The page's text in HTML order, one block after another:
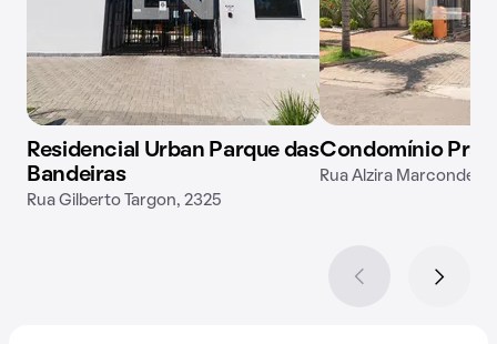
Residencial Urban Parque das
Bandeiras
Rua Gilberto Targon, 2325
Condomínio
Rua Alzira Marcondes,